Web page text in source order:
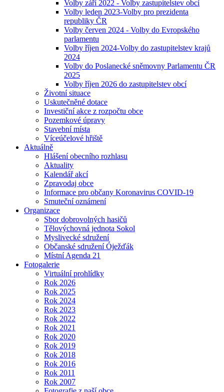
Volby září 2022 - Volby zastupitelstev obcí
Volby leden 2023-Volby pro prezidenta
republiky ČR
Volby červen 2024 - Volby do Evropského
parlamentu
Volby říjen 2024-Volby do zastupitelstev krajů
2024
Volby do Poslanecké sněmovny Parlamentu ČR
2025
Volby říjen 2026 do zastupitelstev obcí
Životní situace
Uskutečněné dotace
Investiční akce z rozpočtu obce
Pozemkové úpravy
Stavební místa
Víceúčelové hřiště
Aktuálně
Hlášení obecního rozhlasu
Aktuality
Kalendář akcí
Zpravodaj obce
Informace pro občany Koronavirus COVID-19
Smuteční oznámení
Organizace
Sbor dobrovolných hasičů
Tělovýchovná jednota Sokol
Myslivecké sdružení
Občanské sdružení Óježďák
Místní Agenda 21
Fotogalerie
Virtuální prohlídky
Rok 2026
Rok 2025
Rok 2024
Rok 2023
Rok 2022
Rok 2021
Rok 2020
Rok 2019
Rok 2018
Rok 2016
Rok 2011
Rok 2007